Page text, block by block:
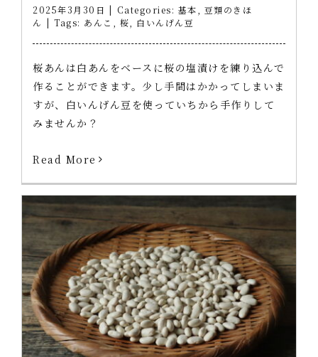
2025年3月30日 | Categories: 基本
豆類のきほ
ん | Tags: あんこ 桜 白いんげん豆
桜あんは白あんをベースに桜の塩漬けを練り込んで
作ることができます。少し手間はかかってしまいま
すが、白いんげん豆を使っていちから手作りして
みませんか？
Read More